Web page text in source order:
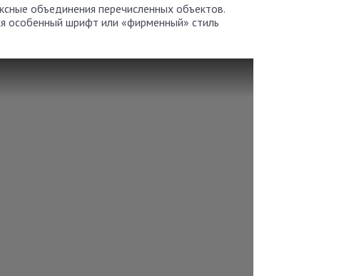
объединения перечисленных объектов.
особенный шрифт или «фирменный» стиль